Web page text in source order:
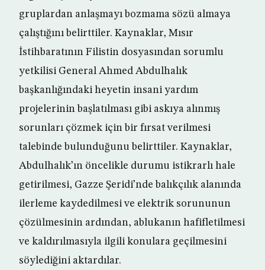
gruplardan anlaşmayı bozmama sözü almaya
çalıştığını belirttiler. Kaynaklar, Mısır
İstihbaratının Filistin dosyasından sorumlu
yetkilisi General Ahmed Abdulhalık
başkanlığındaki heyetin insani yardım
projelerinin başlatılması gibi askıya alınmış
sorunları çözmek için bir fırsat verilmesi
talebinde bulunduğunu belirttiler. Kaynaklar,
Abdulhalık’ın öncelikle durumu istikrarlı hale
getirilmesi, Gazze Şeridi’nde balıkçılık alanında
ilerleme kaydedilmesi ve elektrik sorununun
çözülmesinin ardından, ablukanın hafifletilmesi
ve kaldırılmasıyla ilgili konulara geçilmesini
söylediğini aktardılar.